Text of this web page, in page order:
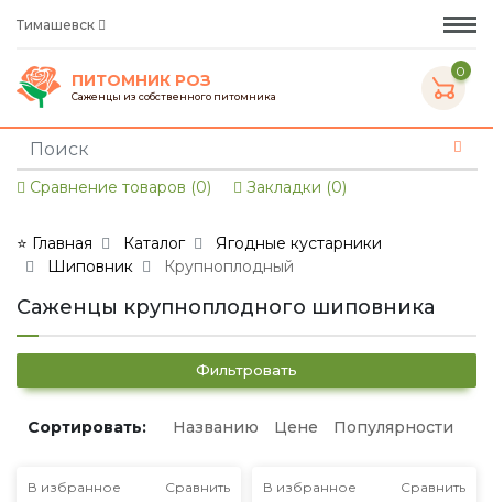
Тимашевск
ПИТОМНИК РОЗ
Саженцы из собственного питомника
0
Сравнение товаров (0) Закладки (0)
⭐ Главная Каталог
Ягодные кустарники
Шиповник
Крупноплодный
Саженцы крупноплодного шиповника
Фильтровать
Сортировать: Названию Цене Популярности
В избранное Сравнить В избранное Сравнить